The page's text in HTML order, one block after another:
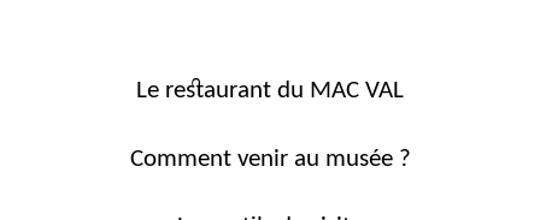
Le restaurant du MAC VAL
Comment venir au musée ?